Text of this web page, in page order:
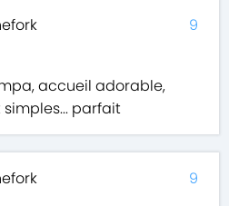
accueil adorable,
parfait
9
9